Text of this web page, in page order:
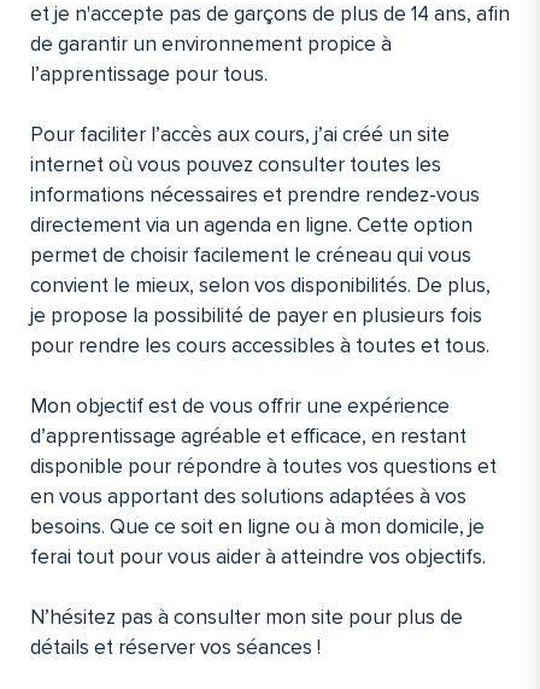
et je n'accepte pas de garçons de plus de 14 ans, afin
de garantir un environnement propice à
l’apprentissage pour tous.
Pour faciliter l’accès aux cours, j’ai créé un site
internet où vous pouvez consulter toutes les
informations nécessaires et prendre rendez-vous
directement via un agenda en ligne. Cette option
permet de choisir facilement le créneau qui vous
convient le mieux, selon vos disponibilités. De plus,
je propose la possibilité de payer en plusieurs fois
pour rendre les cours accessibles à toutes et tous.
Mon objectif est de vous offrir une expérience
d’apprentissage agréable et efficace, en restant
disponible pour répondre à toutes vos questions et
en vous apportant des solutions adaptées à vos
besoins. Que ce soit en ligne ou à mon domicile, je
ferai tout pour vous aider à atteindre vos objectifs.
N’hésitez pas à consulter mon site pour plus de
détails et réserver vos séances !